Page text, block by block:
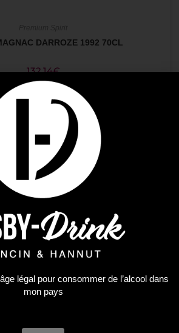
DARROZE 1992 70CL
132,14€
AJOUTER AU PANIER
Premium Spirit
VSOP 0.70+2VERRES
€
légal pour consommer de l’alcool dans
mon pays